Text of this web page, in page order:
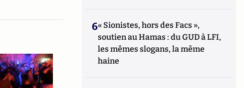
6« Sionistes, hors des Facs »,
soutien au Hamas : du GUD à LFI,
les mêmes slogans, la même
haine